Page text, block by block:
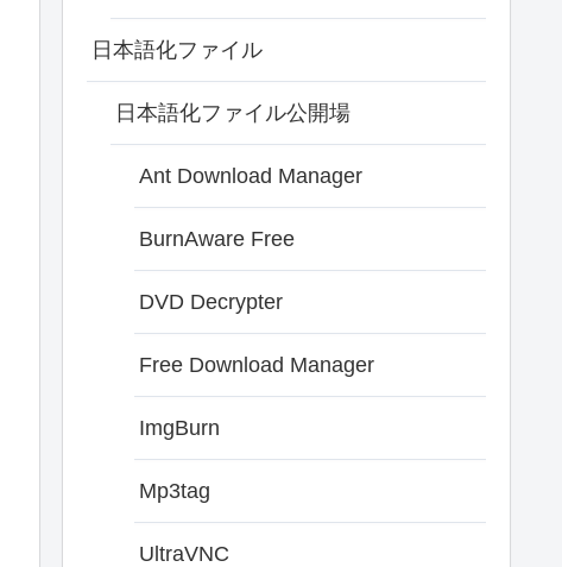
日本語化ファイル
日本語化ファイル公開場
Ant Download Manager
BurnAware Free
DVD Decrypter
Free Download Manager
ImgBurn
Mp3tag
UltraVNC